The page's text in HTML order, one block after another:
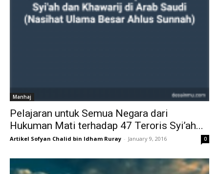
Manhaj
Pelajaran untuk Semua Negara dari
Hukuman Mati terhadap 47 Teroris Syi’ah...
Artikel Sofyan Chalid bin Idham Ruray - January 9, 2016 0